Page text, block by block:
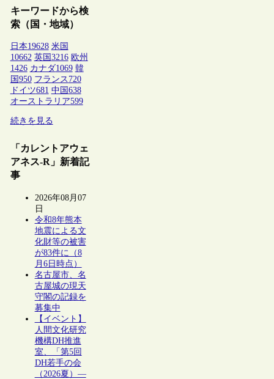
キーワードから検
索（国・地域）
日本19628 米国
10662 英国 3216 欧州
1426 カナダ1069 韓
国 950 フランス 720
ドイツ681 中国 638
オーストラリア599
続きを見る
「カレントアウェ
アネス-R」新着記
事
2026年08月07
日
令和8年熊本
地震による文
化財等の被害
が83件に（8
月6日時点）
名古屋市、名
古屋城の現天
守閣の記録を
募集中
【イベント】
人間文化研究
機構DH推進
室、「第5回
DH若手の会
（2026夏）―